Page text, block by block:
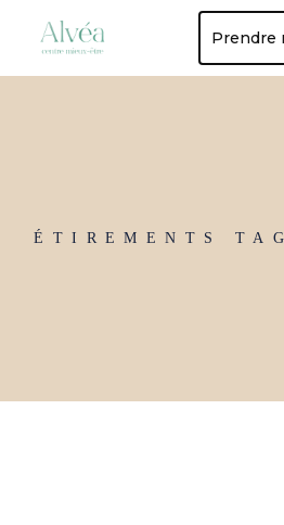
content
Prendre
ÉTIREMENTS TAG